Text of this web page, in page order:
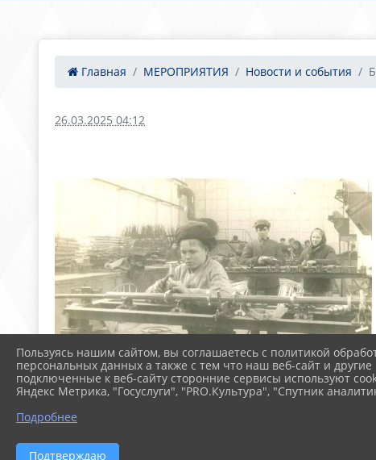
Главная МЕРОПРИЯТИЯ Новости и события
26.03.2025 04:12
Пользуясь нашим сайтом, вы соглашаетесь с политикой
персональных данных а также с тем что наш веб-сайт и другие
подключенные к веб-сайту сторонние сервисы используют
Яндекс Метрика, "Госуслуги", "PRO.Культура", "Спутник
Подробнее
Подтверждаю